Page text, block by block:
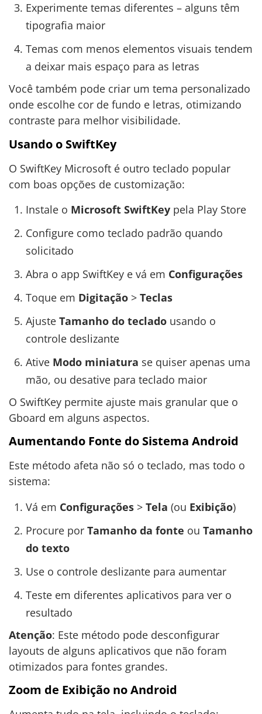
Experimente temas diferentes – alguns têm
tipografia maior
Temas com menos elementos visuais tendem
a deixar mais espaço para as letras
Você também pode criar um tema personalizado
onde escolhe cor de fundo e letras, otimizando
contraste para melhor visibilidade.
Usando o SwiftKey
O SwiftKey Microsoft é outro teclado popular
com boas opções de customização:
Instale o Microsoft SwiftKeypela Play Store
Configure como teclado padrão quando
solicitado
Abra o app SwiftKey e vá em Configurações
Toque em Digitação> Teclas
Ajuste Tamanho do tecladousando o
controle deslizante
Ative Modo miniatura se quiser apenas uma
mão, ou desative para teclado maior
O SwiftKey permite ajuste mais granular que o
Gboard em alguns aspectos.
Aumentando Fonte do Sistema Android
Este método afeta não só o teclado, mas todo o
sistema:
Vá em Configurações> Tela (ou Exibição)
Procure por Tamanho da fonte ou Tamanho
do texto
Use o controle deslizante para aumentar
Teste em diferentes aplicativos para ver o
resultado
Atenção: Este método pode desconfigurar
layouts de alguns aplicativos que não foram
otimizados para fontes grandes.
Zoom de Exibição no Android